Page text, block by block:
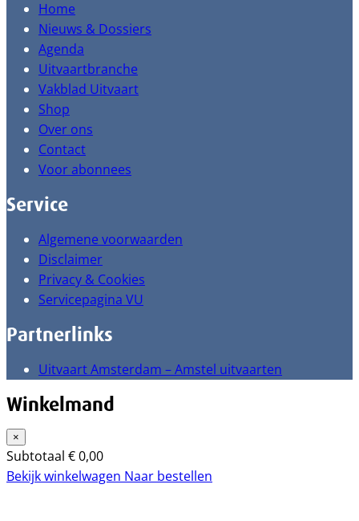
Home
Nieuws & Dossiers
Agenda
Uitvaartbranche
Vakblad Uitvaart
Shop
Over ons
Contact
Voor abonnees
Service
Algemene voorwaarden
Disclaimer
Privacy & Cookies
Servicepagina VU
Partnerlinks
Uitvaart Amsterdam – Amstel uitvaarten
Winkelmand
×
Subtotaal €0,00
Bekijk winkelwagen Naar bestellen